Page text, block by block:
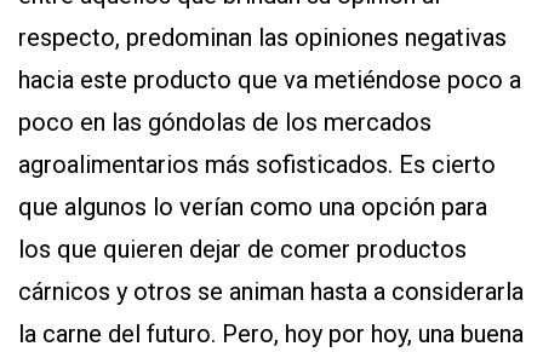
respecto, predominan las opiniones negativas
hacia este producto que va metiéndose poco a
poco en las góndolas de los mercados
agroalimentarios más sofisticados. Es cierto
que algunos lo verían como una opción para
los que quieren dejar de comer productos
cárnicos y otros se animan hasta a considerarla
la carne del futuro. Pero, hoy por hoy, una buena